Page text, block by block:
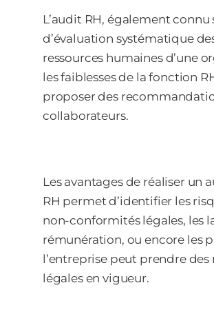
L’audit RH, également
d’évaluation systématique
ressources humaines d’une
les faiblesses de la fonction
proposer des
collaborateurs.
Les avantages de réaliser un
RH permet d’identifier les
non-conformités légales, les
rémunération, ou encore les
l’entreprise peut prendre
légales en vigueur.